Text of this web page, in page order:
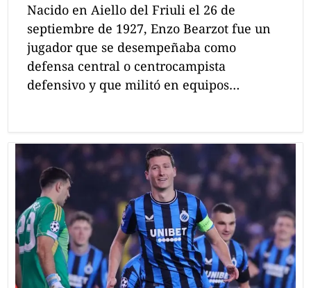
Nacido en Aiello del Friuli el 26 de
septiembre de 1927, Enzo Bearzot fue un
jugador que se desempeñaba como
defensa central o centrocampista
defensivo y que militó en equipos…